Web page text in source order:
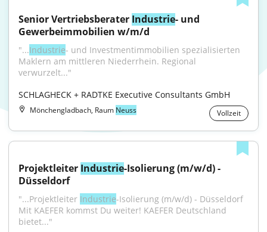
Senior Vertriebsberater Industrie- und
Gewerbeimmobilien w/m/d
"...Industrie- und Investmentimmobilien spezialisierten
Maklern am mittleren Niederrhein. Regional
verwurzelt..."
SCHLAGHECK + RADTKE Executive Consultants GmbH
Mönchengladbach, Raum Neuss Vollzeit
Projektleiter Industrie-Isolierung (m/w/d) -
Düsseldorf
"...Projektleiter Industrie-Isolierung (m/w/d) - Düsseldorf
Mit KAEFER kommst Du weiter! KAEFER Deutschland
bietet..."